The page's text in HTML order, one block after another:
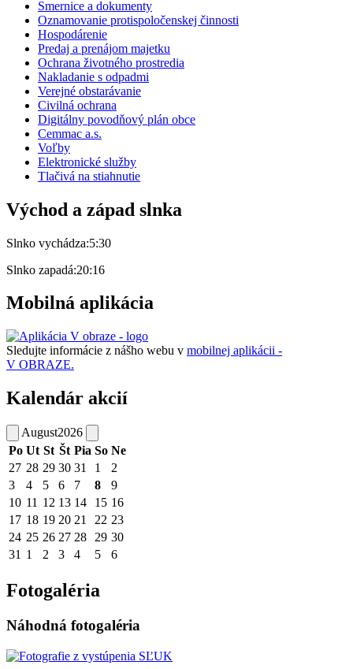
Smernice a dokumenty
Oznamovanie protispoločenskej činnosti
Hospodárenie
Predaj a prenájom majetku
Ochrana životného prostredia
Nakladanie s odpadmi
Verejné obstarávanie
Civilná ochrana
Digitálny povodňový plán obce
Cemmac a.s.
Voľby
Elektronické služby
Tlačivá na stiahnutie
Východ a západ slnka
Slnko vychádza:5:30
Slnko zapadá:20:16
Mobilná aplikácia
Sledujte informácie z nášho webu v mobilnej aplikácii -
V OBRAZE.
Kalendár akcií
August2026
Po Ut St Št Pia So Ne
27 28 29 30 31 1
2
3
4 5 6 7 8
9
10 11 12 13 14 15 16
17 18 19 20 21 22 23
24 25 26 27 28 29 30
31 1 2 3 4 5 6
Fotogaléria
Náhodná fotogaléria